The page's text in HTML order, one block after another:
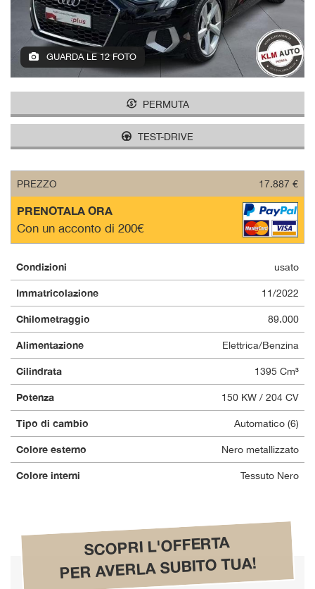
GUARDA LE 12 FOTO
PERMUTA
TEST-DRIVE
PREZZO 17.887 €
PRENOTALA ORA
Con un acconto di 200€
Condizioni usato
Immatricolazione 11/2022
Chilometraggio 89.000
Alimentazione Elettrica/Benzina
Cilindrata 1395 Cm³
Potenza 150 KW / 204 CV
Tipo di cambio Automatico (6)
Colore esterno Nero metallizzato
Colore interni Tessuto Nero
SCOPRI L'OFFERTA
PER AVERLA SUBITO TUA!
tracciamento
che
adottiamo
per
offrire
le
funzionalità
svolgere
attività
seguito
descritte.
ottenere
maggiori
informazioni
e
funzionamento
di
strumenti
di
tracciamento
si
rimanda
alla
cookie
Puoi
rivedere
scelte
in
qualsiasi
momento.